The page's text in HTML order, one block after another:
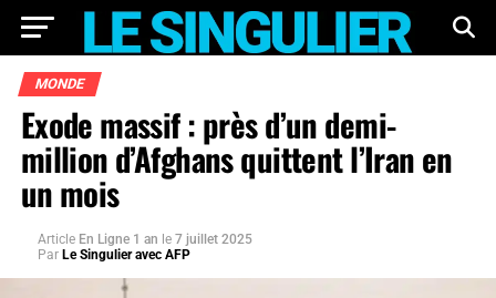
MONDE
Exode massif : près d’un demi-
million d’Afghans quittent l’Iran en
un mois
Article En Ligne 1 an le 7 juillet 2025
Par Le Singulier avec AFP